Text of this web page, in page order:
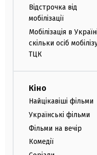
Відстрочка від
мобілізації
Мобілізація в
скільки осіб
ТЦК
Кіно
Найцікавіші фільми
Українські фільми
Фільми на вечір
Комедії